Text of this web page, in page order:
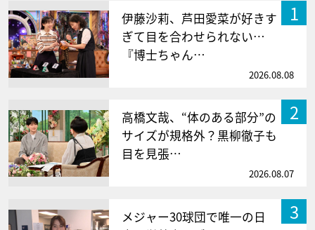
1
伊藤沙莉、芦田愛菜が好きす
ぎて目を合わせられない…
『博士ちゃん…
2026.08.08
2
高橋文哉、“体のある部分”の
サイズが規格外？黒柳徹子も
目を見張…
2026.08.07
3
メジャー30球団で唯一の日